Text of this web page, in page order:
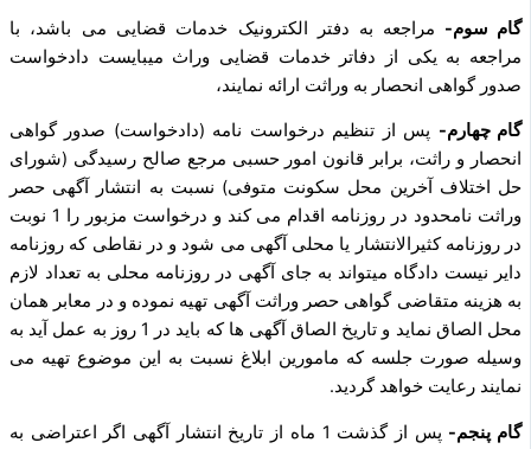
گام سوم- مراجعه به دفتر الکترونیک خدمات قضایی می‌ باشد، با
مراجعه به یکی از دفاتر خدمات قضایی وراث میبایست دادخواست
صدور گواهی انحصار به وراثت ارائه نمایند،
گام چهارم- پس از تنظیم درخواست‌ نامه (دادخواست) صدور گواهی
انحصار و راثت، برابر قانون امور حسبی مرجع صالح رسیدگی (شورای
حل اختلاف آخرین محل سکونت متوفی) نسبت به انتشار آگهی حصر
وراثت نامحدود در روزنامه اقدام می‌ کند و درخواست مزبور را 1 نوبت
در روزنامه کثیرالانتشار یا محلی آگهی می‌ شود و در نقاطی که روزنامه
دایر نیست دادگاه میتواند به جای ‌آگهی در روزنامه محلی به تعداد لازم
به هزینه متقاضی گواهی حصر وراثت آگهی تهیه نموده و در معابر همان
محل الصاق نماید و تاریخ الصاق آگهی‌ ها که باید در 1 روز به عمل آید به
وسیله‌ صورت جلسه که مامورین ابلاغ نسبت به این موضوع تهیه‌ می‌
نمایند رعایت خواهد گردید.
گام پنجم-
پس از گذشت 1 ماه از تاریخ انتشار آگهی اگر اعتراضی به